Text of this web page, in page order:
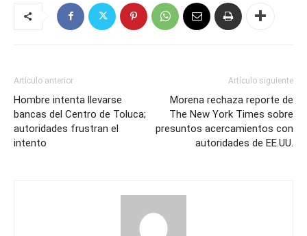
Artículo anterior
Hombre intenta llevarse
bancas del Centro de Toluca;
autoridades frustran el
intento
Artículo siguiente
Morena rechaza reporte de
The New York Times sobre
presuntos acercamientos con
autoridades de EE.UU.